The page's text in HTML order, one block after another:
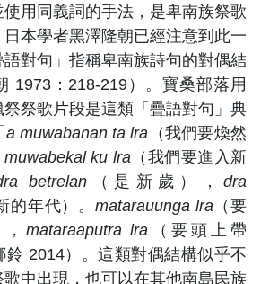
用同義詞的手法，是卑南族祭歌
本學者黑澤隆朝已經注意到此一
對句」指稱卑南族詩句的對偶結
1973：218-219）。寶桑部落用
祭祭歌片段是這類「疊語對句」典
a muwabanan ta lra （我們要煥然
muwabekal ku lra（我們要進入新
betrelan（是新歲），dra
的年代）。 matarauunga lra（要
mataraaputra lra （要頭上帶
鈴 2014）。這類對偶結構似乎不
歌中出現，也可以在其他南島民族